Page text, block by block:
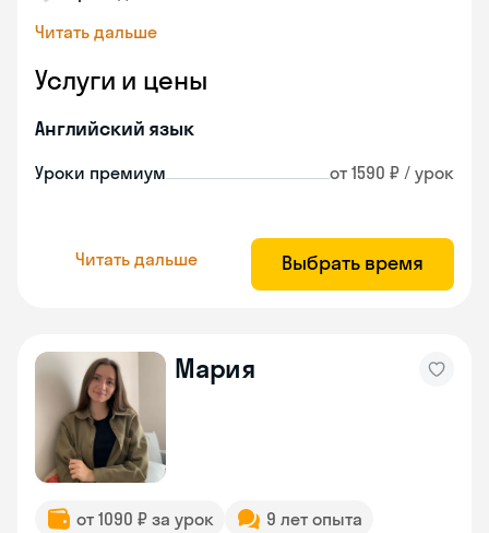
Читать дальше
Услуги и цены
Английский язык
Уроки премиум от 1590 ₽ / урок
Читать дальше Выбрать время
Мария
от 1090 ₽ за урок 9 лет опыта